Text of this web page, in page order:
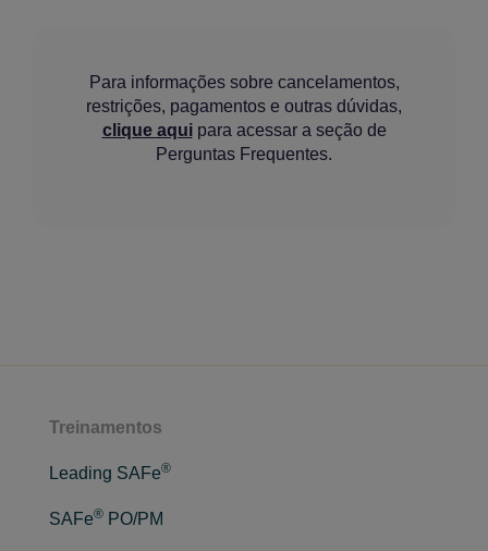
Para informações sobre cancelamentos,
restrições, pagamentos e outras dúvidas,
clique aquipara acessar a seção de
Perguntas Frequentes.
Treinamentos
Leading SAFe®
SAFe® PO/PM